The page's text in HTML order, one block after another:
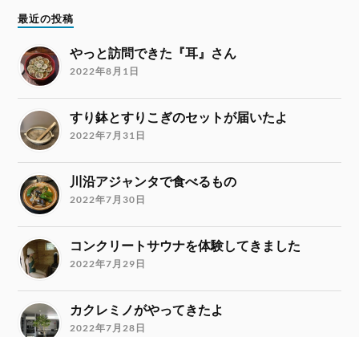
最近の投稿
やっと訪問できた『耳』さん
2022年8月1日
すり鉢とすりこぎのセットが届いたよ
2022年7月31日
川沿アジャンタで食べるもの
2022年7月30日
コンクリートサウナを体験してきました
2022年7月29日
カクレミノがやってきたよ
2022年7月28日